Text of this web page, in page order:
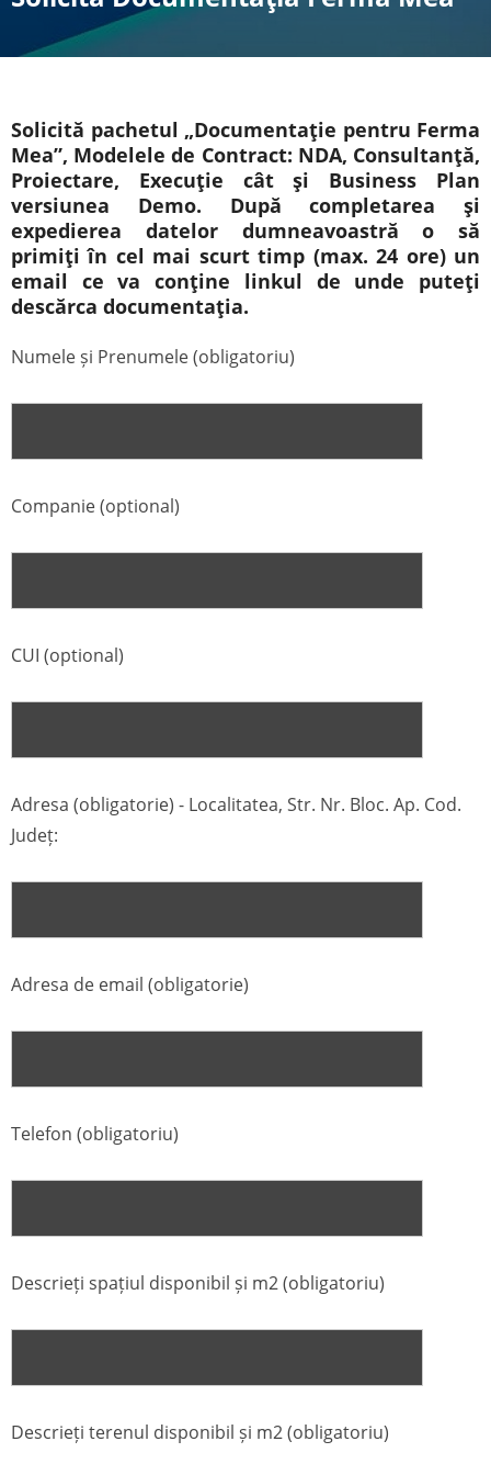
Solicită pachetul „Documentație pentru Ferma
Mea”, Modelele de Contract: NDA, Consultanță,
Proiectare, Execuție cât și Business Plan
versiunea Demo. După completarea și
expedierea datelor dumneavoastră o să
primiți în cel mai scurt timp (max. 24 ore) un
email ce va conține linkul de unde puteți
descărca documentația.
Numele și Prenumele (obligatoriu)
Companie (optional)
CUI (optional)
Adresa (obligatorie) - Localitatea, Str. Nr. Bloc. Ap. Cod.
Județ:
Adresa de email (obligatorie)
Telefon (obligatoriu)
Descrieți spațiul disponibil și m2 (obligatoriu)
Descrieți terenul disponibil și m2 (obligatoriu)